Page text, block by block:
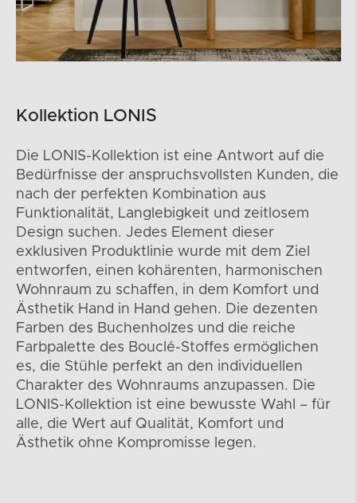
Kollektion LONIS
Die LONIS-Kollektion ist eine Antwort auf die
Bedürfnisse der anspruchsvollsten Kunden, die
nach der perfekten Kombination aus
Funktionalität, Langlebigkeit und zeitlosem
Design suchen. Jedes Element dieser
exklusiven Produktlinie wurde mit dem Ziel
entworfen, einen kohärenten, harmonischen
Wohnraum zu schaffen, in dem Komfort und
Ästhetik Hand in Hand gehen. Die dezenten
Farben des Buchenholzes und die reiche
Farbpalette des Bouclé-Stoffes ermöglichen
es, die Stühle perfekt an den individuellen
Charakter des Wohnraums anzupassen. Die
LONIS-Kollektion ist eine bewusste Wahl – für
alle, die Wert auf Qualität, Komfort und
Ästhetik ohne Kompromisse legen.